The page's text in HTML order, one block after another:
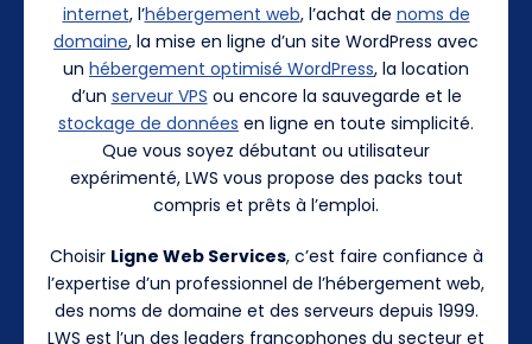
internet, l’hébergement web, l’achat de noms de
domaine, la mise en ligne d’un site WordPress avec
un hébergement optimisé WordPress, la location
d’un serveur VPS ou encore la sauvegarde et le
stockage de données en ligne en toute simplicité.
Que vous soyez débutant ou utilisateur
expérimenté, LWS vous propose des packs tout
compris et prêts à l’emploi.
Choisir Ligne Web Services, c’est faire confiance à
l’expertise d’un professionnel de l’hébergement web,
des noms de domaine et des serveurs depuis 1999.
LWS est l’un des leaders francophones du secteur et